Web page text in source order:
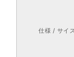
仕様 / サイ